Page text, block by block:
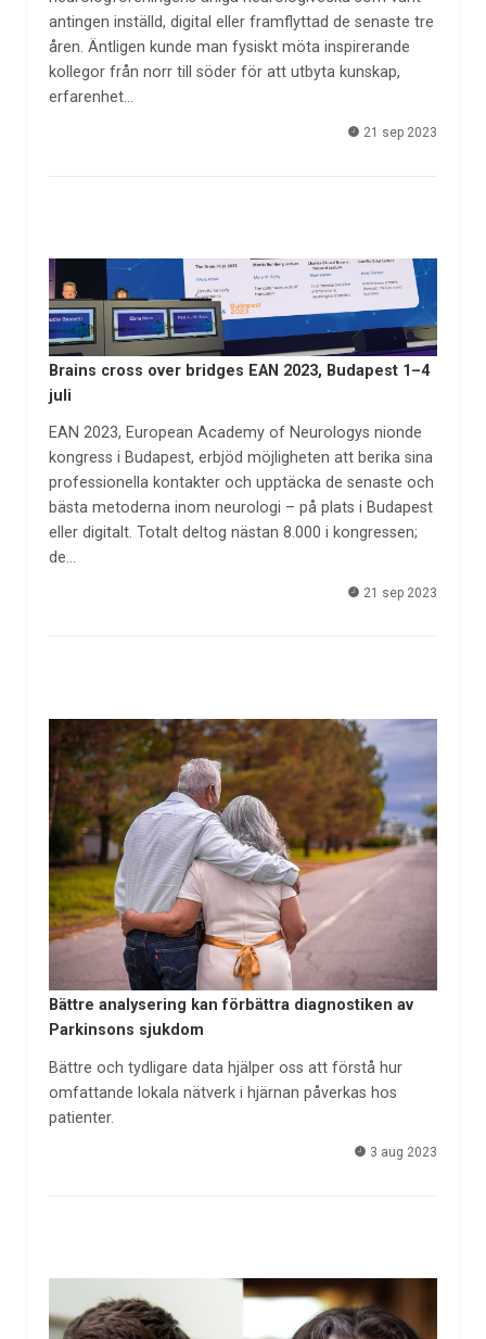
antingen inställd, digital eller framflyttad de senaste tre
åren. Äntligen kunde man fysiskt möta inspirerande
kollegor från norr till söder för att utbyta kunskap,
erfarenhet…
21 sep 2023
Brains cross over bridges EAN 2023, Budapest 1–4
juli
EAN 2023, European Academy of Neurologys nionde
kongress i Budapest, erbjöd möjligheten att berika sina
professionella kontakter och upptäcka de senaste och
bästa metoderna inom neurologi – på plats i Budapest
eller digitalt. Totalt deltog nästan 8.000 i kongressen;
de…
21 sep 2023
Bättre analysering kan förbättra diagnostiken av
Parkinsons sjukdom
Bättre och tydligare data hjälper oss att förstå hur
omfattande lokala nätverk i hjärnan påverkas hos
patienter.
3 aug 2023